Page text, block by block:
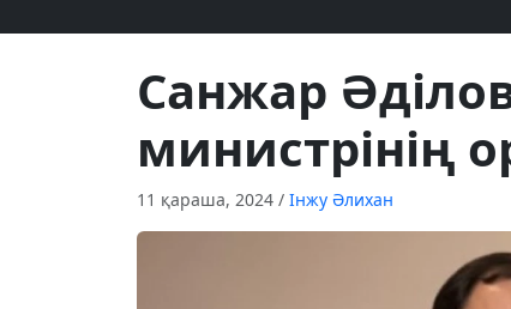
Санжар
министрінің
11 қараша, 2024 / Інжу Әлихан